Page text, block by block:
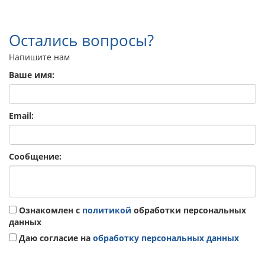
Остались вопросы?
Напишите нам
Ваше имя:
Email:
Сообщение:
Ознакомлен с политикой обработки персональных
данных
Даю согласие на обработку персональных данных